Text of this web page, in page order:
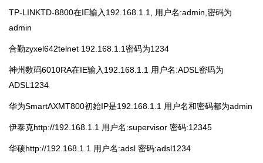
TP-LINKTD-8800在IE输入192.168.1.1, 用户名:admin,密码为
admin
合勤zyxel642telnet 192.168.1.1密码为1234
神州数码6010RA在IE输入192.168.1.1 用户名:ADSL密码为
ADSL1234
华为SmartAXMT800初始IP是192.168.1.1 用户名和密码都为admin
伊泰克http://192.168.1.1 用户名:supervisor 密码:12345
华硕http://192.168.1.1 用户名:adsl 密码:adsl1234